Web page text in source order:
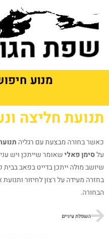
מנוע
תנועת חליצה
כאשר בחורה מבצעת עם רגליה
עלסימן פאלישאומר שייתכן ויש
שיושב מולה ייתכן בדייט בפאב
בחזרה מעידה על רצון לחיזור
הבחורה.
השפלת עיניים